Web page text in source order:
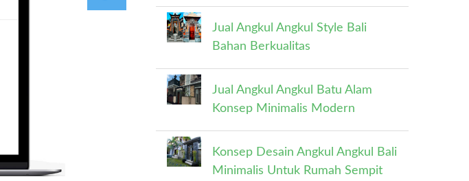
Jual Angkul Angkul Style Bali
Bahan Berkualitas
Jual Angkul Angkul Batu Alam
Konsep Minimalis Modern
Konsep Desain Angkul Angkul Bali
Minimalis Untuk Rumah Sempit